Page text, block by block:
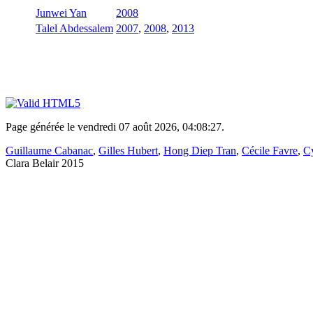
Junwei Yan
2008
Talel Abdessalem 2007, 2008, 2013
Page générée le vendredi 07 août 2026, 04:08:27.
Guillaume Cabanac, Gilles Hubert, Hong Diep Tran, Cécile Favre,
Clara Belair 2015